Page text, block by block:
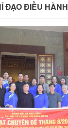
ĐẠO ĐIỀU HÀNH